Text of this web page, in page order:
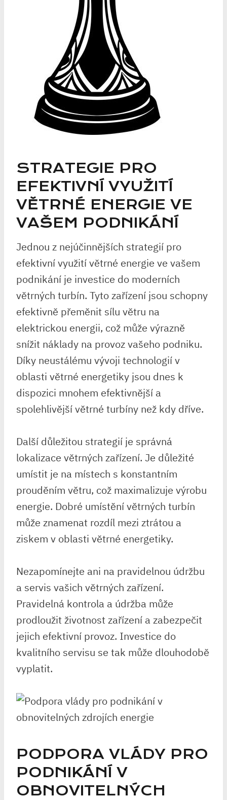
STRATEGIE PRO
EFEKTIVNÍ VYUŽITÍ
VĚTRNÉ ENERGIE VE
VAŠEM PODNIKÁNÍ
Jednou z nejúčinnějších strategií pro
efektivní využití větrné energie ve vašem
podnikání je investice do moderních
větrných turbín. Tyto zařízení jsou schopny
efektivně přeměnit sílu větru na
elektrickou energii, což může výrazně
snížit náklady na provoz vašeho podniku.
Díky neustálému vývoji technologií v
oblasti větrné energetiky jsou dnes k
dispozici mnohem efektivnější a
spolehlivější větrné turbíny než kdy dříve.
Další důležitou strategií je správná
lokalizace větrných zařízení. Je důležité
umístit je na místech s konstantním
prouděním větru, což maximalizuje výrobu
energie. Dobré umístění větrných turbín
může znamenat rozdíl mezi ztrátou a
ziskem v oblasti větrné energetiky.
Nezapomínejte ani na pravidelnou údržbu
a servis vašich větrných zařízení.
Pravidelná kontrola a údržba může
prodloužit životnost zařízení a zabezpečit
jejich efektivní provoz. Investice do
kvalitního servisu se tak může dlouhodobě
vyplatit.
PODPORA VLÁDY PRO
PODNIKÁNÍ V
OBNOVITELNÝCH